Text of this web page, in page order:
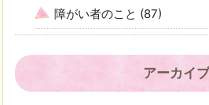
障がい者のこと (87)
アーカイブ